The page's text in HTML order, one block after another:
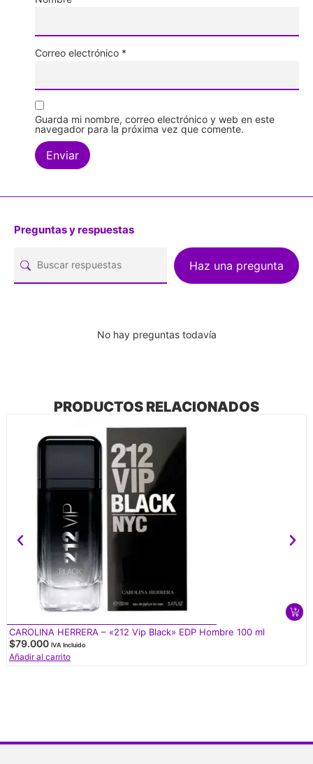
Correo electrónico *
Guarda mi nombre, correo electrónico y web en este
navegador para la próxima vez que comente.
Preguntas y respuestas
Haz una pregunta
No hay preguntas todavía
PRODUCTOS RELACIONADOS
CAROLINA HERRERA – «212 Vip Black» EDP Hombre 100 ml
$79.000 IVA Incluido
Añadir al carrito